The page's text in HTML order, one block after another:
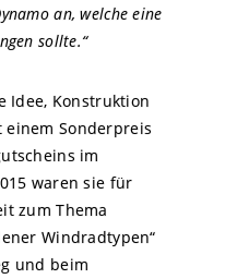
an, welche eine
sollte.“
Idee, Konstruktion
Sonderpreis
im
waren sie für
zum Thema
Windradtypen“
und beim